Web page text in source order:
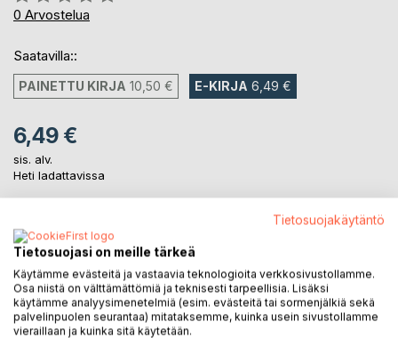
0%
0 Arvostelua
Saatavilla::
PAINETTU KIRJA 10,50 € E-KIRJA 6,49 €
6,49 €
sis. alv.
Heti ladattavissa
Lisää muistilistalle
Arvostele tuote
Tietosuojakäytäntö
Tietosuojasi on meille tärkeä
Käytämme evästeitä ja vastaavia teknologioita verkkosivustollamme.
Osa niistä on välttämättömiä ja teknisesti tarpeellisia. Lisäksi
käytämme analyysimenetelmiä (esim. evästeitä tai sormenjälkiä sekä
palvelinpuolen seurantaa) mitataksemme, kuinka usein sivustollamme
vieraillaan ja kuinka sitä käytetään.